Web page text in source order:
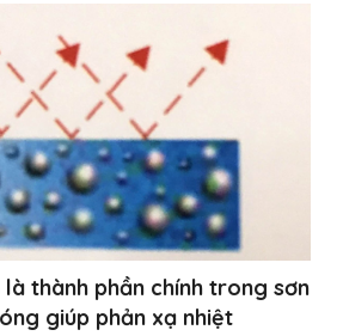
thành phần chính trong sơn
giúp phản xạ nhiệt